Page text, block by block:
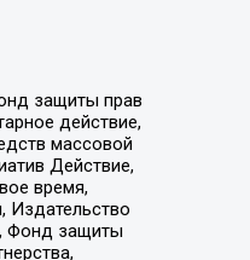
защиты прав
действие,
массовой
Действие,
время,
Издательство
Фонд защиты